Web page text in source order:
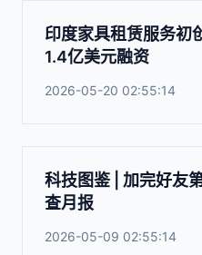
印度家具租赁服务初
1.4亿美元融资
2026-05-20 02:55:14
科技图鉴 | 加完好友
查月报
2026-05-09 02:55:14